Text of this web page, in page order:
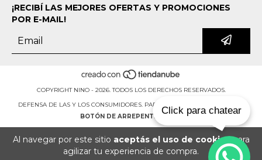
Al navegar por este sitio aceptás el uso de cookiespara
agilizar tu experiencia de compra.
¡RECIBÍ LAS MEJORES OFERTAS Y PROMOCIONES
POR E-MAIL!
COPYRIGHT NINO - 2026. TODOS LOS DERECHOS RESERVADOS.
DEFENSA DE LAS Y LOS CONSUMIDORES. PARA RECLAMOS
BOTÓN DE ARREPENTIMIENTO
Click para chatear